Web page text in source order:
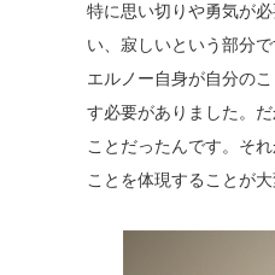
特に思い切りや勇気が
い、寂しいという部分
エルノー自身が自分の
す必要がありました。
ことだったんです。そ
ことを体現することが大